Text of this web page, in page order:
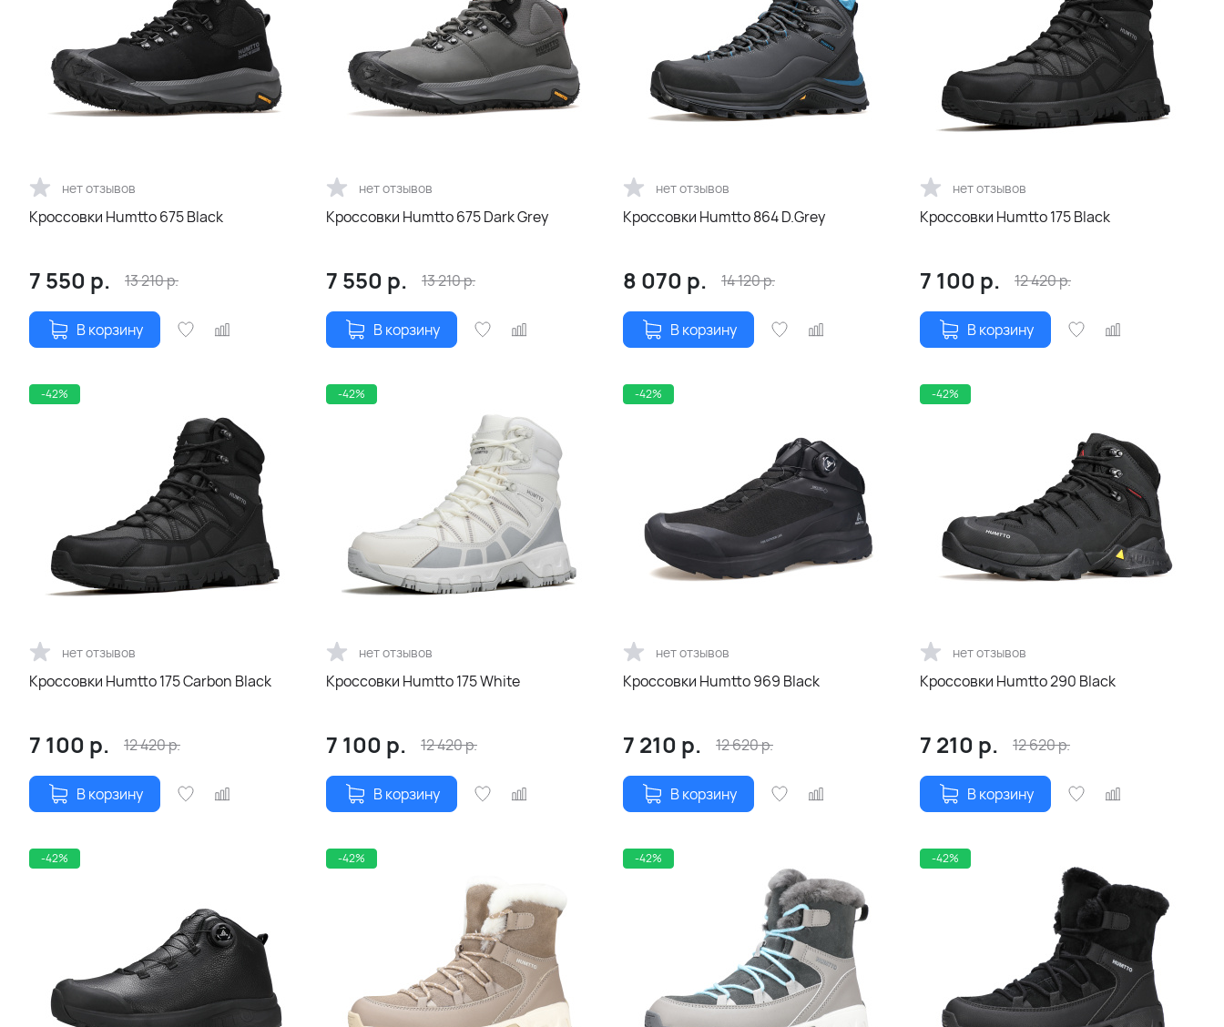
нет отзывов
Кроссовки Humtto 675 Black
7 550 р. 13 210р.
В корзину
нет отзывов
Кроссовки Humtto 675 Dark Grey
7 550 р. 13 210р.
В корзину
нет отзывов
Кроссовки Humtto 864 D.Grey
8 070 р. 14 120р.
В корзину
нет отзывов
Кроссовки Humtto 175 Black
7 100 р. 12 420р.
В корзину
-42%
нет отзывов
Кроссовки Humtto 175 Carbon Black
7 100 р. 12 420р.
В корзину
-42%
нет отзывов
Кроссовки Humtto 175 White
7 100 р. 12 420р.
В корзину
-42%
нет отзывов
Кроссовки Humtto 969 Black
7 210 р. 12 620р.
В корзину
-42%
нет отзывов
Кроссовки Humtto 290 Black
7 210 р. 12 620р.
В корзину
-42% -42% -42% -42%